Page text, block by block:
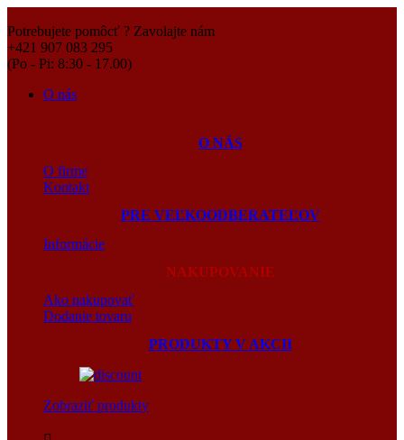
Potrebujete pomôcť ? Zavolajte nám
+421 907 083 295
(Po - Pi: 8:30 - 17.00)
O nás
O NÁS
O firme
Kontakt
PRE VEĽKOODBERATEĽOV
Informácie
NAKUPOVANIE
Ako nakupovať
Dodanie tovaru
PRODUKTY V AKCII
Zobraziť produkty